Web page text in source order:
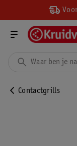
Contactgrills